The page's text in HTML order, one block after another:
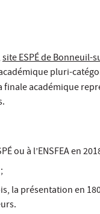
site ESPÉ de Bonneuil-
pluri-
finale académique
ou à l’ENSFEA en
la présentation en